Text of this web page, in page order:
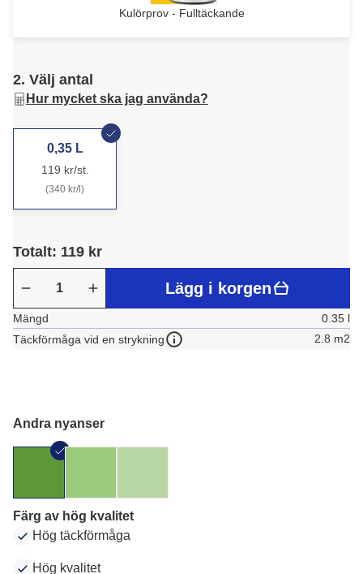
Kulörprov - Fulltäckande
2. Välj antal
Hur mycket ska jag använda?
0,35 L
119 kr/st.
(340 kr/l)
Totalt: 119 kr
Lägg i korgen
Mängd
0.35 l
Täckförmåga vid en strykning
2.8 m2
Andra nyanser
Färg av hög kvalitet
Hög täckförmåga
Hög kvalitet